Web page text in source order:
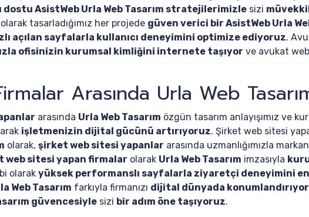
AsistWeb Urla Web Tasarım stratejilerimizle sizi
tasarladığımız her projede güven verici bir AsistWeb Urla
açılan sayfalarla kullanıcı deneyimini optimize ediyoruz.
ofisinizin kurumsal kimliğini internete taşıyor ve avukat
Arasında Urla Web
arasında Urla Web Tasarım özgün tasarım anlayışımız ve
işletmenizin dijital gücünü artırıyoruz. Şirket web sitesi
olarak, şirket web sitesi yapanlar arasında uzmanlığımızla
web sitesi yapan firmalar olarak Urla Web Tasarım imzasıyla
olarak yüksek performanslı sayfalarla ziyaretçi deneyimini
Web Tasarım farkıyla firmanızı dijital dünyada konumlandırıyor
güvencesiyle sizi bir adım öne taşıyoruz.